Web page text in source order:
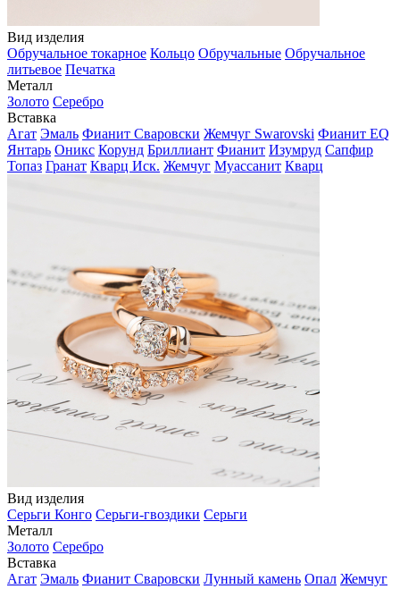
Вид изделия
Обручальное токарное Кольцо Обручальные Обручальное
литьевое Печатка
Металл
Золото Серебро
Вставка
Агат Эмаль Фианит Сваровски Жемчуг Swarovski Фианит EQ
Янтарь Оникс Корунд Бриллиант Фианит Изумруд Сапфир
Топаз Гранат Кварц Иск. Жемчуг Муассанит Кварц
Вид изделия
Серьги Конго Серьги-гвоздики Серьги
Металл
Золото Серебро
Вставка
Агат Эмаль Фианит Сваровски Лунный камень Опал Жемчуг